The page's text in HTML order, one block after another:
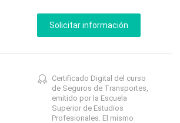
Certificado Digital del curso
de Seguros de Transportes,
emitido por la Escuela
Superior de Estudios
Profesionales. El mismo